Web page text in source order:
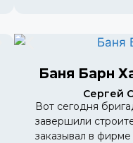
Баня Барн
Сергей С
Вот сегодня
завершили
заказывал в